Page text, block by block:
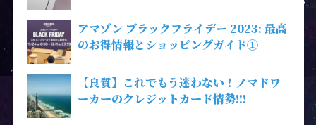
アマゾン ブラックフライデー 2023: 最高
のお得情報とショッピングガイド①
【良質】これでもう迷わない！ノマドワ
ーカーのクレジットカード情勢!!!